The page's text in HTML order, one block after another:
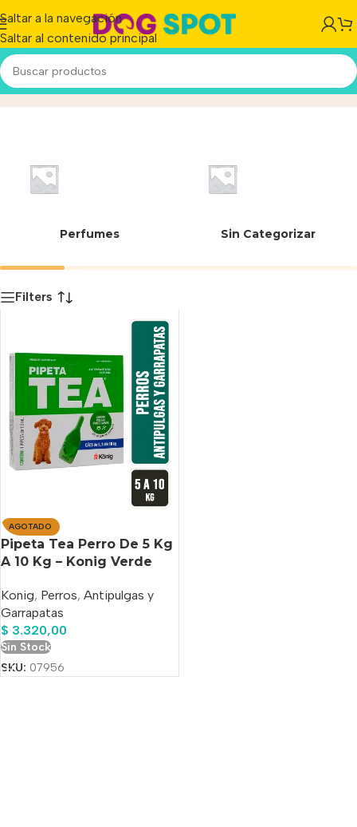
Saltar a la navegación
Saltar al contenido principal
TeaInicio/Producto
Perfumes Sin Categorizar
Filters
AGOTADO
Pipeta Tea Perro De 5 Kg
A 10 Kg – Konig Verde
Konig, Perros, Antipulgas y
Garrapatas
$ 3.320,00
Sin Stock
SKU: 07956